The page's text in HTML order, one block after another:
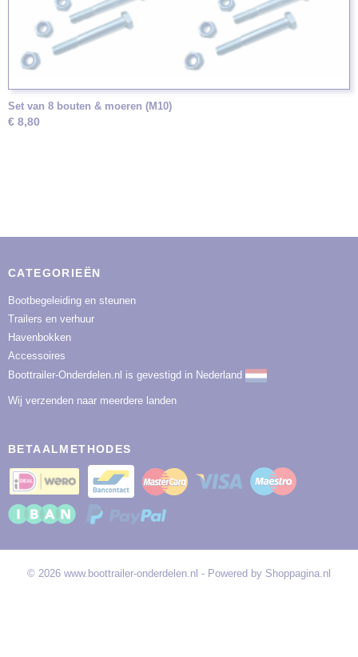
Set van 8 bouten & moeren (M10)
€ 8,80
CATEGORIEËN
Bootbegeleiding en steunen
Trailers en verhuur
Havenbokken
Accessoires
Boottrailer-Onderdelen.nl is gevestigd in Nederland
Wij verzenden naar meerdere landen
BETAALMETHODES
© 2026 www.boottrailer-onderdelen.nl - Powered by Shoppagina.nl